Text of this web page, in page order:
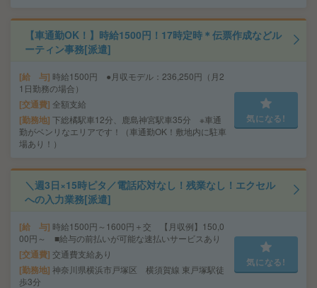
【車通勤OK！】時給1500円！17時定時＊伝票作成などル
ーティン事務[派遣]
給 与 時給1500円 ●月収モデル：236,250円（月2
1日勤務の場合）
交通費 全額支給
勤務地 下総橘駅車12分、鹿島神宮駅車35分 ※車通
勤がベンリなエリアです！（車通勤OK！敷地内に駐車
場あり！）
気になる!
＼週3日×15時ピタ／電話応対なし！残業なし！エクセル
への入力業務[派遣]
給 与 時給1500円～1600円＋交 【月収例】150,0
00円～ ■給与の前払いが可能な速払いサービスあり
交通費 交通費支給あり
勤務地 神奈川県横浜市戸塚区 横須賀線 東戸塚駅徒
歩3分
気になる!